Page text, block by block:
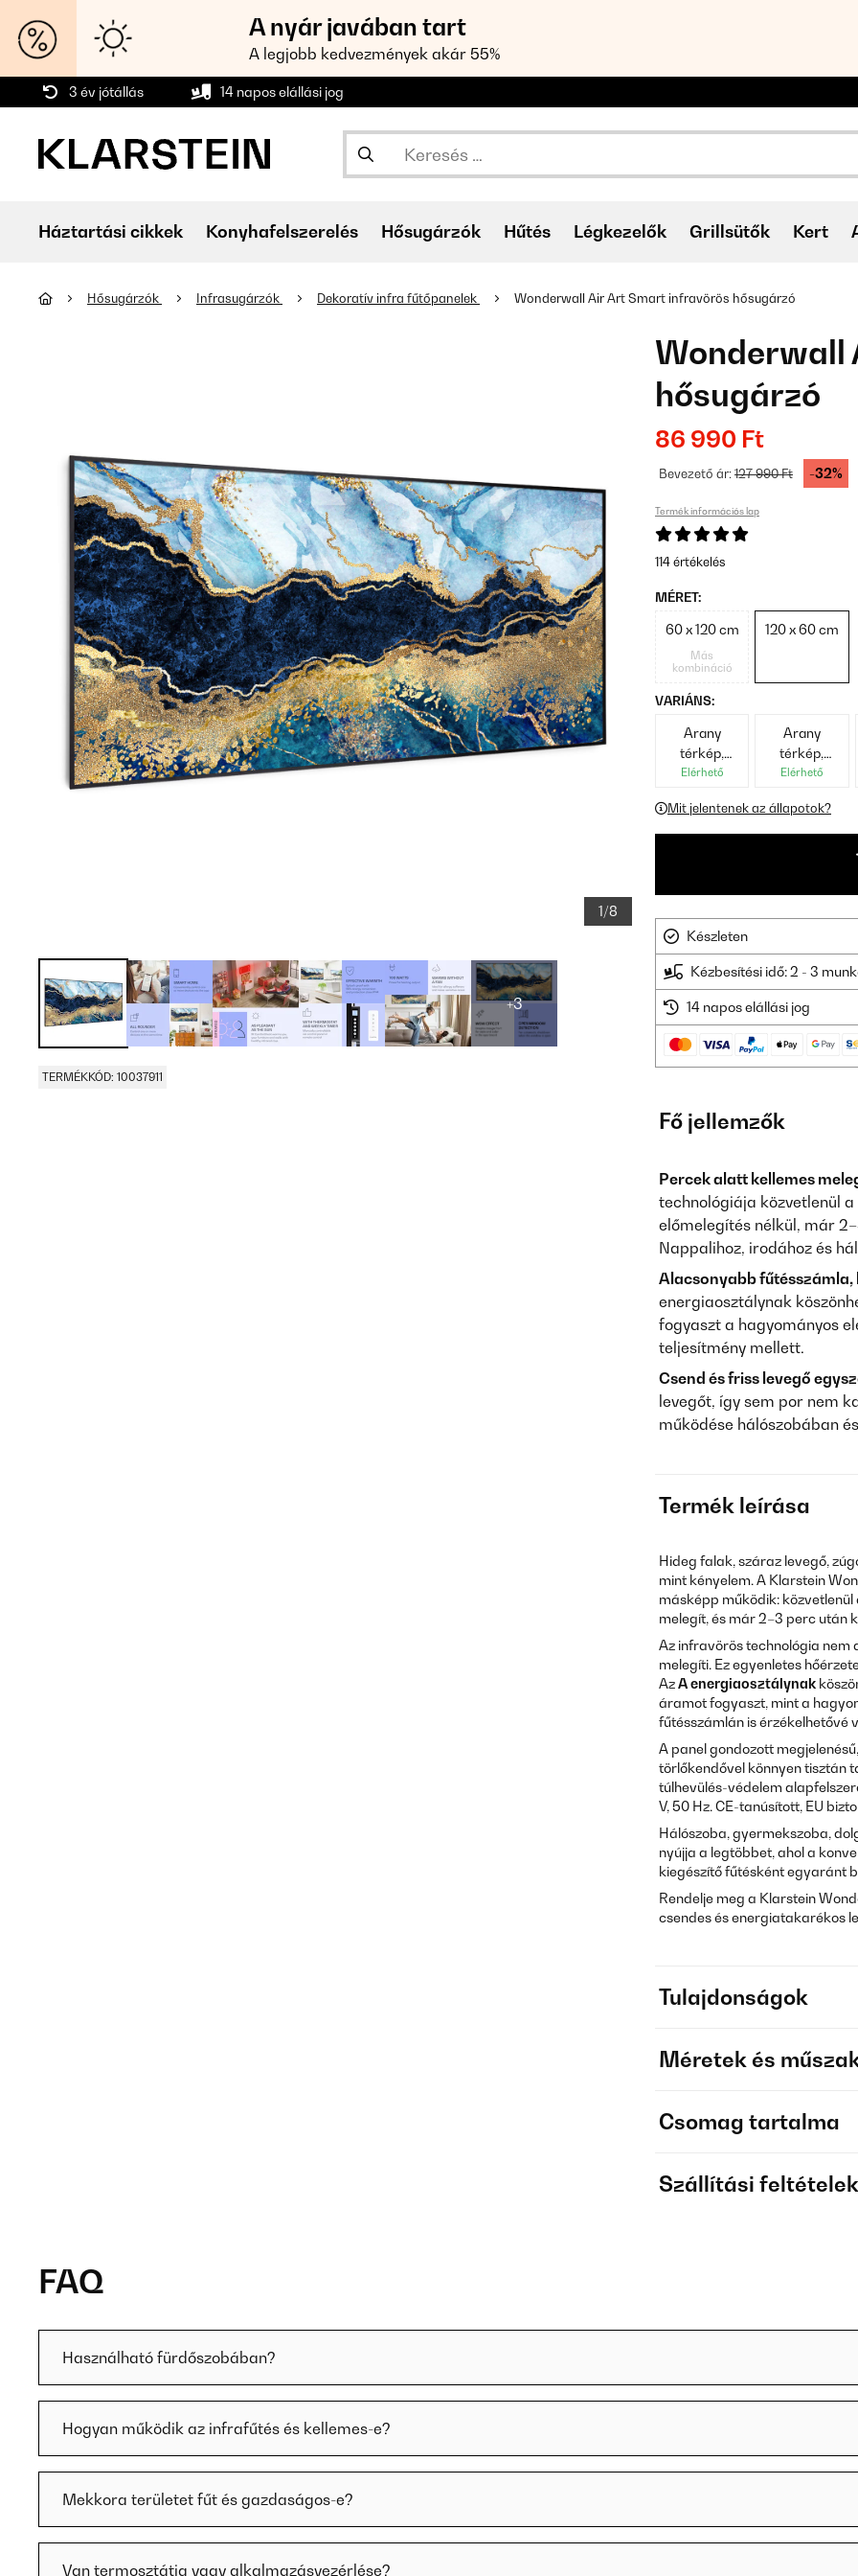
A nyár javában tart
A legjobb kedvezmények akár 55%
3 év jótállás 14 napos elállási jog
Háztartási cikkek Konyhafelszerelés Hősugárzók Hűtés Légkezelők Grillsütők Kert
Hősugárzók Infrasugárzók Dekoratív infra fűtőpanelek Wonderwall Air Art Smart infravörös hősugárzó
1/8
+3
TERMÉKKÓD: 10037911
Wonderwall
hősugárzó
86 990 Ft
Bevezető ár:127 990 Ft -32%
Termék információs lap
114 értékelés
MÉRET:
60 x 120 cm
Más
kombináció
120 x 60 cm
VARIÁNS:
Arany
térkép,
fekete keret
Elérhető
Arany
térkép,
fehér keret
Elérhető
Mit jelentenek az állapotok?
Készleten
Kézbesítési idő: 2 - 3
14 napos elállási jog
Fő jellemzők
Percek alatt kellemes
technológiája közvetlenül
előmelegítés nélkül, már
Nappalihoz, irodához és
Alacsonyabb
energiaosztálynak
fogyaszt a hagyományos
teljesítmény mellett.
Csend és friss levegő
levegőt, így sem por nem
működése hálószobában
Termék leírása
Hideg falak, száraz levegő,
mint kényelem. A Klarstein
másképp működik:
melegít, és már 2–3 perc után
Az infravörös technológia nem
melegíti. Ez egyenletes
AzA energiaosztálynak
áramot fogyaszt, mint a
fűtésszámlán is érzékelhetővé
A panel gondozott
törlőkendővel könnyen tisztán
túlhevülés-védelem
V, 50 Hz. CE-tanúsított, EU
Hálószoba, gyermekszoba,
nyújja a legtöbbet, ahol a
kiegészítő fűtésként egyaránt
Rendelje meg a Klarstein
csendes és energiatakarékos
Tulajdonságok
Méretek és
Csomag tartalma
Szállítási feltételek
FAQ
Használható fürdőszobában?
Hogyan működik az infrafűtés és kellemes-e?
Mekkora területet fűt és gazdaságos-e?
Van termosztátja vagy alkalmazásvezérlése?